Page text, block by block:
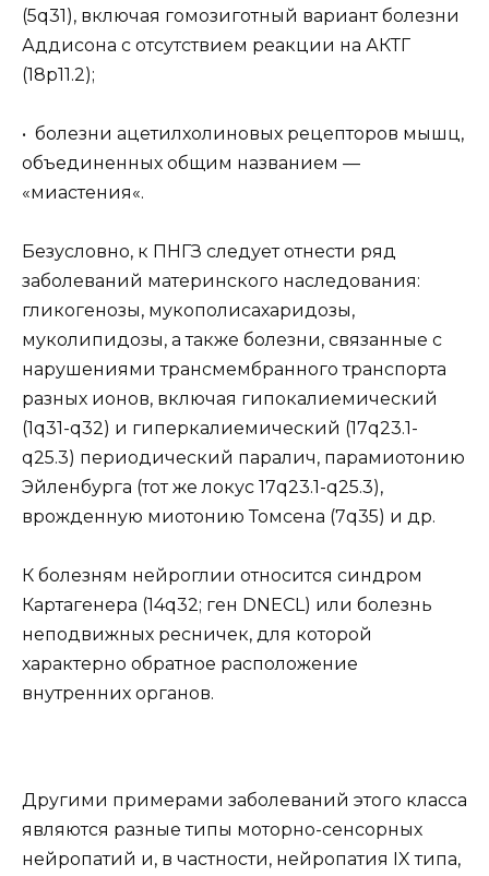
(5q31), включая гомозиготный вариант болезни
Аддисона с отсутствием реакции на АКТГ
(18р11.2);
• болезни ацетилхолиновых рецепторов мышц,
объединенных общим названием —
«миастения«.
Безусловно, к ПНГЗ следует отнести ряд
заболеваний материнского наследования:
гликогенозы, мукополисахаридозы,
муколипидозы, а также болезни, связанные с
нарушениями трансмембранного транспорта
разных ионов, включая гипокалиемический
(1q31-q32) и гиперкалиемический (17q23.1-
q25.3) периодический паралич, парамиотонию
Эйленбурга (тот же локус 17q23.1-q25.3),
врожденную миотонию Томсена (7q35) и др.
К болезням нейроглии относится синдром
Картагенера (14q32; ген DNECL) или болезнь
неподвижных ресничек, для которой
характерно обратное расположение
внутренних органов.
Другими примерами заболеваний этого класса
являются разные типы моторно-сенсорных
нейропатий и, в частности, нейропатия IX типа,